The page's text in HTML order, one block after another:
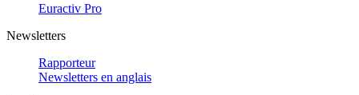
Euractiv Pro
Newsletters
Rapporteur
Newsletters en anglais